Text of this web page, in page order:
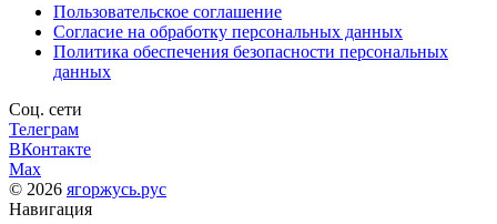
Пользовательское соглашение
Согласие на обработку персональных данных
Политика обеспечения безопасности персональных
данных
Соц. сети
Телеграм
ВКонтакте
Max
© 2026 ягоржусь.рус
Навигация